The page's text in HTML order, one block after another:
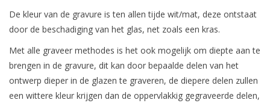
De kleur van de gravure is ten allen tijde wit/mat, deze ontstaat
door de beschadiging van het glas, net zoals een kras.
Met alle graveer methodes is het ook mogelijk om diepte aan te
brengen in de gravure, dit kan door bepaalde delen van het
ontwerp dieper in de glazen te graveren, de diepere delen zullen
een wittere kleur krijgen dan de oppervlakkig gegraveerde delen,